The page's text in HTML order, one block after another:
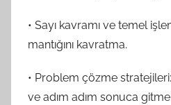
• Sayı kavramı ve temel
mantığını kavratma.
• Problem çözme
ve adım adım sonuca